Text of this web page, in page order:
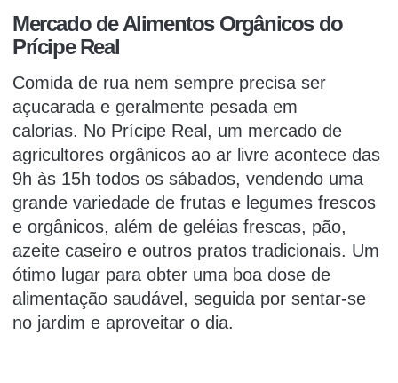
Mercado de Alimentos Orgânicos do
Prícipe Real
Comida de rua nem sempre precisa ser
açucarada e geralmente pesada em
calorias. No Prícipe Real, um mercado de
agricultores orgânicos ao ar livre acontece das
9h às 15h todos os sábados, vendendo uma
grande variedade de frutas e legumes frescos
e orgânicos, além de geléias frescas, pão,
azeite caseiro e outros pratos tradicionais. Um
ótimo lugar para obter uma boa dose de
alimentação saudável, seguida por sentar-se
no jardim e aproveitar o dia.